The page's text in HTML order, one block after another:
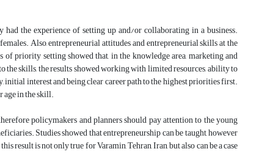
the experience of setting up and/or collaborating in a business.
Also, entrepreneurial attitudes and entrepreneurial skills at the
priority setting showed that, in the knowledge area, marketing and
the skills, the results showed working with limited resources, ability to
interest and being clear career path to the highest priorities first.
in the skill.
policymakers and planners should pay attention to the young
Studies showed that entrepreneurship can be taught, however
is not only true for Varamin, Tehran, Iran, but also can be a case